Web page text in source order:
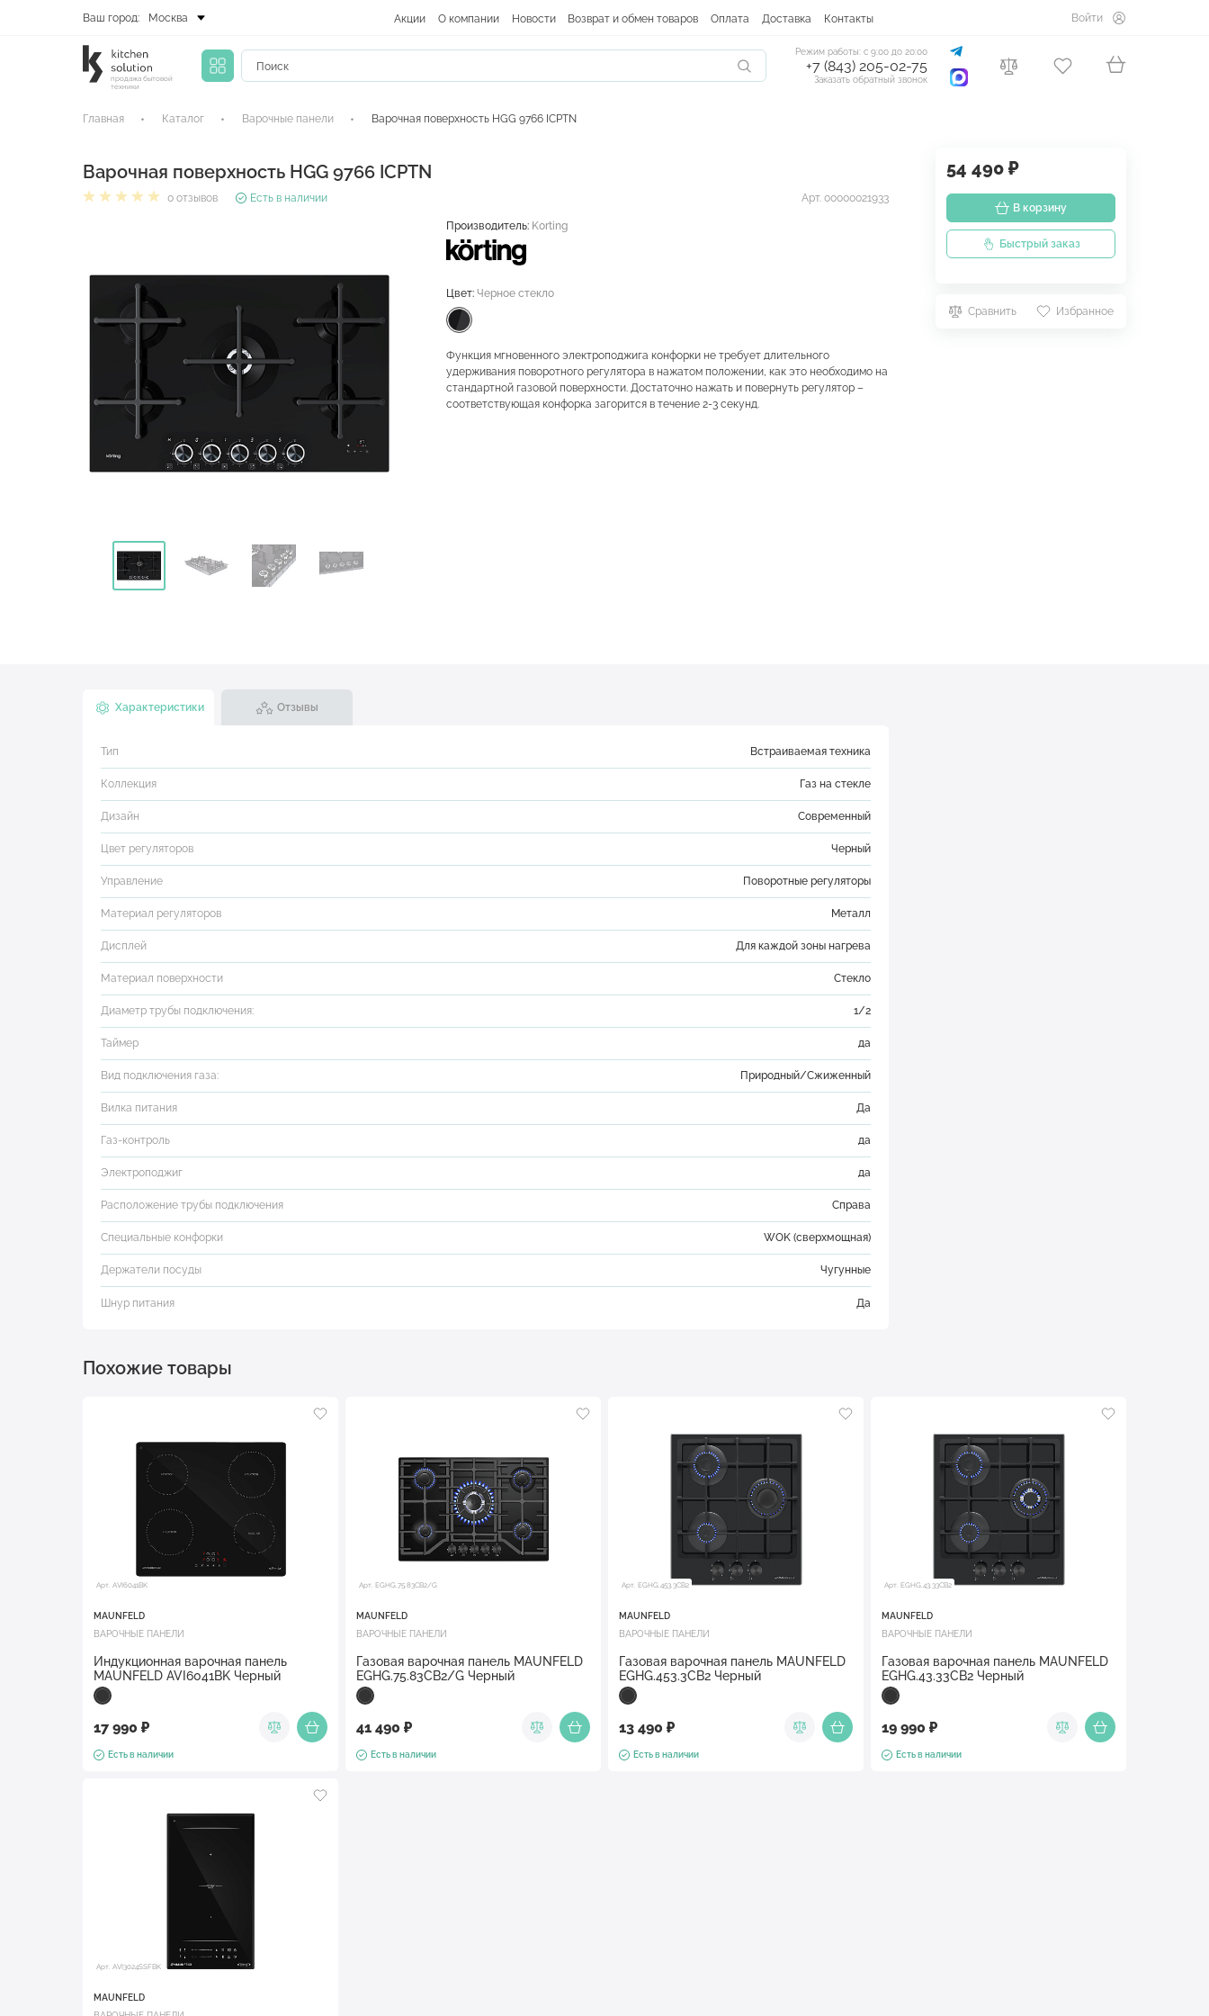
Ваш город: Москва Акции О компании Новости Возврат и обмен товаров Оплата Доставка Контакты Войти
продажа бытовой
техники
Режим работы: с 9:00 до 20:00
+7 (843) 205-02-75
Заказать обратный звонок
Главная Каталог Варочные панели Варочная поверхность HGG 9766 ICPTN
Варочная поверхность HGG 9766 ICPTN
0 отзывов Есть в наличии Арт. 00000021933
54 490 ₽
В корзину
Быстрый заказ
Сравнить Избранное
Производитель: Korting
Цвет: Черное стекло
Функция мгновенного электроподжига конфорки не требует длительного
удерживания поворотного регулятора в нажатом положении, как это необходимо на
стандартной газовой поверхности. Достаточно нажать и повернуть регулятор –
соответствующая конфорка загорится в течение 2-3 секунд.
Характеристики Отзывы
Тип Встраиваемая техника
Коллекция Газ на стекле
Дизайн Современный
Цвет регуляторов Черный
Управление Поворотные регуляторы
Материал регуляторов Металл
Дисплей Для каждой зоны нагрева
Материал поверхности Стекло
Диаметр трубы подключения: 1/2
Таймер да
Вид подключения газа: Природный/Сжиженный
Вилка питания Да
Газ-контроль да
Электроподжиг да
Расположение трубы подключения Справа
Специальные конфорки WOK (сверхмощная)
Держатели посуды Чугунные
Шнур питания Да
Похожие товары
Арт. AVI6041BK
MAUNFELD
ВАРОЧНЫЕ ПАНЕЛИ
Индукционная варочная панель
MAUNFELD AVI6041BK Черный
17 990 ₽
Есть в наличии
Арт. EGHG.75.83CB2/G
MAUNFELD
ВАРОЧНЫЕ ПАНЕЛИ
Газовая варочная панель MAUNFELD
EGHG.75.83CB2/G Черный
41 490 ₽
Есть в наличии
Арт. EGHG.453.3CB2
MAUNFELD
ВАРОЧНЫЕ ПАНЕЛИ
Газовая варочная панель MAUNFELD
EGHG.453.3CB2 Черный
13 490 ₽
Есть в наличии
Арт. EGHG.43.33CB2
MAUNFELD
ВАРОЧНЫЕ ПАНЕЛИ
Газовая варочная панель MAUNFELD
EGHG.43.33CB2 Черный
19 990 ₽
Есть в наличии
Арт. AVI3024SSFBK
MAUNFELD